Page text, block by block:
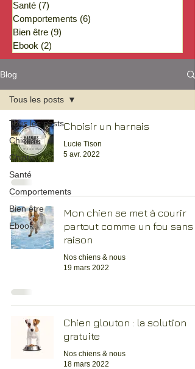
Santé (7)
Comportements (6)
Bien être (9)
Ebook (2)
Blog
Tous les posts
Chiens
Chiots
Santé
Comportements
Bien être
Ebook
Tous les posts
Choisir un harnais
Lucie Tison
5 avr. 2022
Mon chien se met à courir
partout comme un fou sans
raison
Nos chiens & nous
19 mars 2022
Chien glouton : la solution
gratuite
Nos chiens & nous
18 mars 2022